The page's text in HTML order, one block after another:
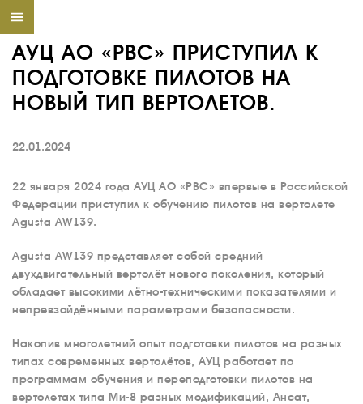
АУЦ АО «РВС» ПРИСТУПИЛ К
ПОДГОТОВКЕ ПИЛОТОВ НА
НОВЫЙ ТИП ВЕРТОЛЕТОВ.
22.01.2024
22 января 2024 года АУЦ АО «РВС» впервые в Российской
Федерации приступил к обучению пилотов на вертолете
Agusta AW139.
Agusta AW139 представляет собой средний
двухдвигательный вертолёт нового поколения, который
обладает высокими лётно-техническими показателями и
непревзойдёнными параметрами безопасности.
Накопив многолетний опыт подготовки пилотов на разных
типах современных вертолётов, АУЦ работает по
программам обучения и переподготовки пилотов на
вертолетах типа Ми-8 разных модификаций, Ансат,